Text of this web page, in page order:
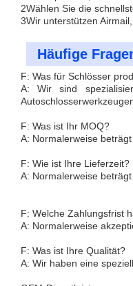
2Wählen Sie die
3Wir unterstützen
Häufige
F: Was für Schlösser
A: Wir sind
F: Was ist Ihr MOQ?
A: Normalerweise
F: Wie ist Ihre Lieferzeit?
A: Normalerweise
F: Welche Zahlungsfrist
A: Normalerweise
F: Was ist Ihre Qualität?
A: Wir haben eine